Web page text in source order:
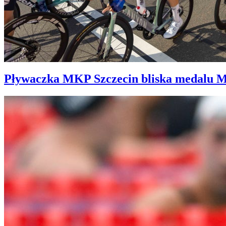
Pływaczka MKP Szczecin bliska medalu